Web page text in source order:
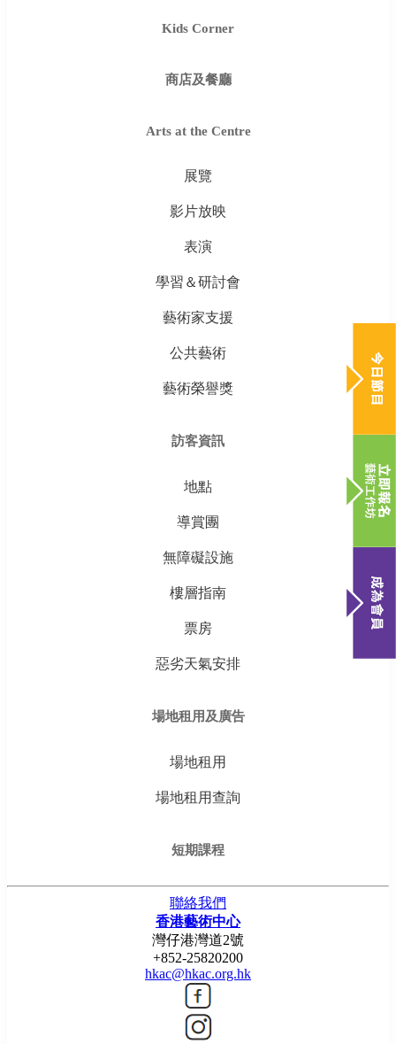
Kids Corner
商店及餐廳
Arts at the Centre
展覽
影片放映
表演
學習＆研討會
藝術家支援
公共藝術
藝術榮譽獎
訪客資訊
地點
導賞團
無障礙設施
樓層指南
票房
惡劣天氣安排
場地租用及廣告
場地租用
場地租用查詢
短期課程
聯絡我們
香港藝術中心
灣仔港灣道2號
+852-25820200
hkac@hkac.org.hk